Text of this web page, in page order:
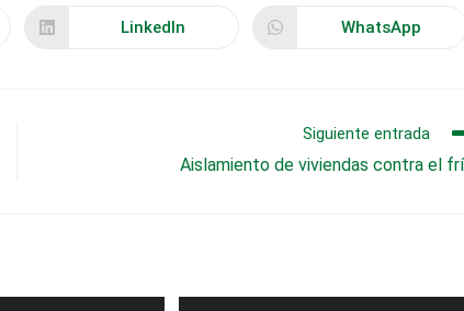
CONTENIDO
Se
LinkedIn
Se
WhatsApp
Siguiente entrada
Aislamiento de viviendas contra el